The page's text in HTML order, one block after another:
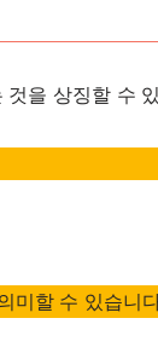
을 상징할 수
미할 수 있습니